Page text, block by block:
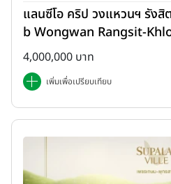
แลนซีโอ คริป วงแหวนฯ รัง
b Wongwan Rangsit-
4,000,000 บาท
เพิ่มเพื่อเปรียบเทียบ